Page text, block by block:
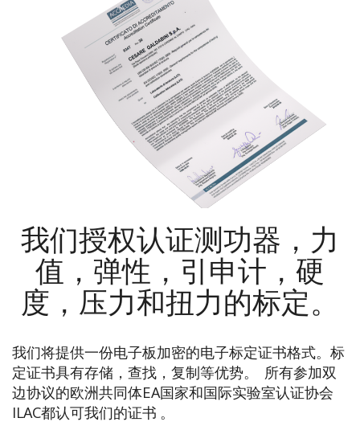
我们授权认证测功器，力
值，弹性，引申计，硬
度，压力和扭力的标定。
我们将提供一份电子板加密的电子标定证书格式。标
定证书具有存储，查找，复制等优势。 所有参加双
边协议的欧洲共同体EA国家和国际实验室认证协会
ILAC都认可我们的证书 。